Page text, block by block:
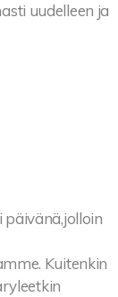
uudelleen ja
päivänä,jolloin
Kuitenkin